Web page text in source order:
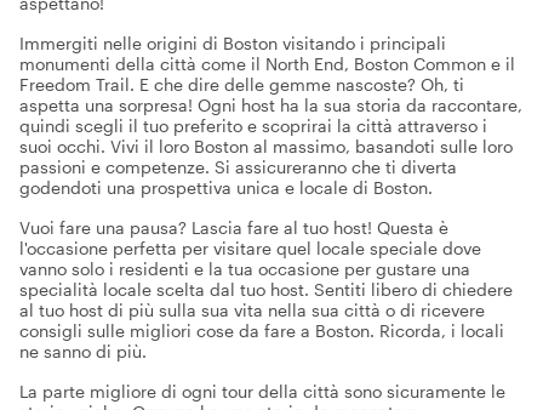
Immergiti nelle origini di Boston visitando i principali
monumenti della città come il North End, Boston Common e il
Freedom Trail. E che dire delle gemme nascoste? Oh, ti
aspetta una sorpresa! Ogni host ha la sua storia da raccontare,
quindi scegli il tuo preferito e scoprirai la città attraverso i
suoi occhi. Vivi il loro Boston al massimo, basandoti sulle loro
passioni e competenze. Si assicureranno che ti diverta
godendoti una prospettiva unica e locale di Boston.
Vuoi fare una pausa? Lascia fare al tuo host! Questa è
l'occasione perfetta per visitare quel locale speciale dove
vanno solo i residenti e la tua occasione per gustare una
specialità locale scelta dal tuo host. Sentiti libero di chiedere
al tuo host di più sulla sua vita nella sua città o di ricevere
consigli sulle migliori cose da fare a Boston. Ricorda, i locali
ne sanno di più.
La parte migliore di ogni tour della città sono sicuramente le